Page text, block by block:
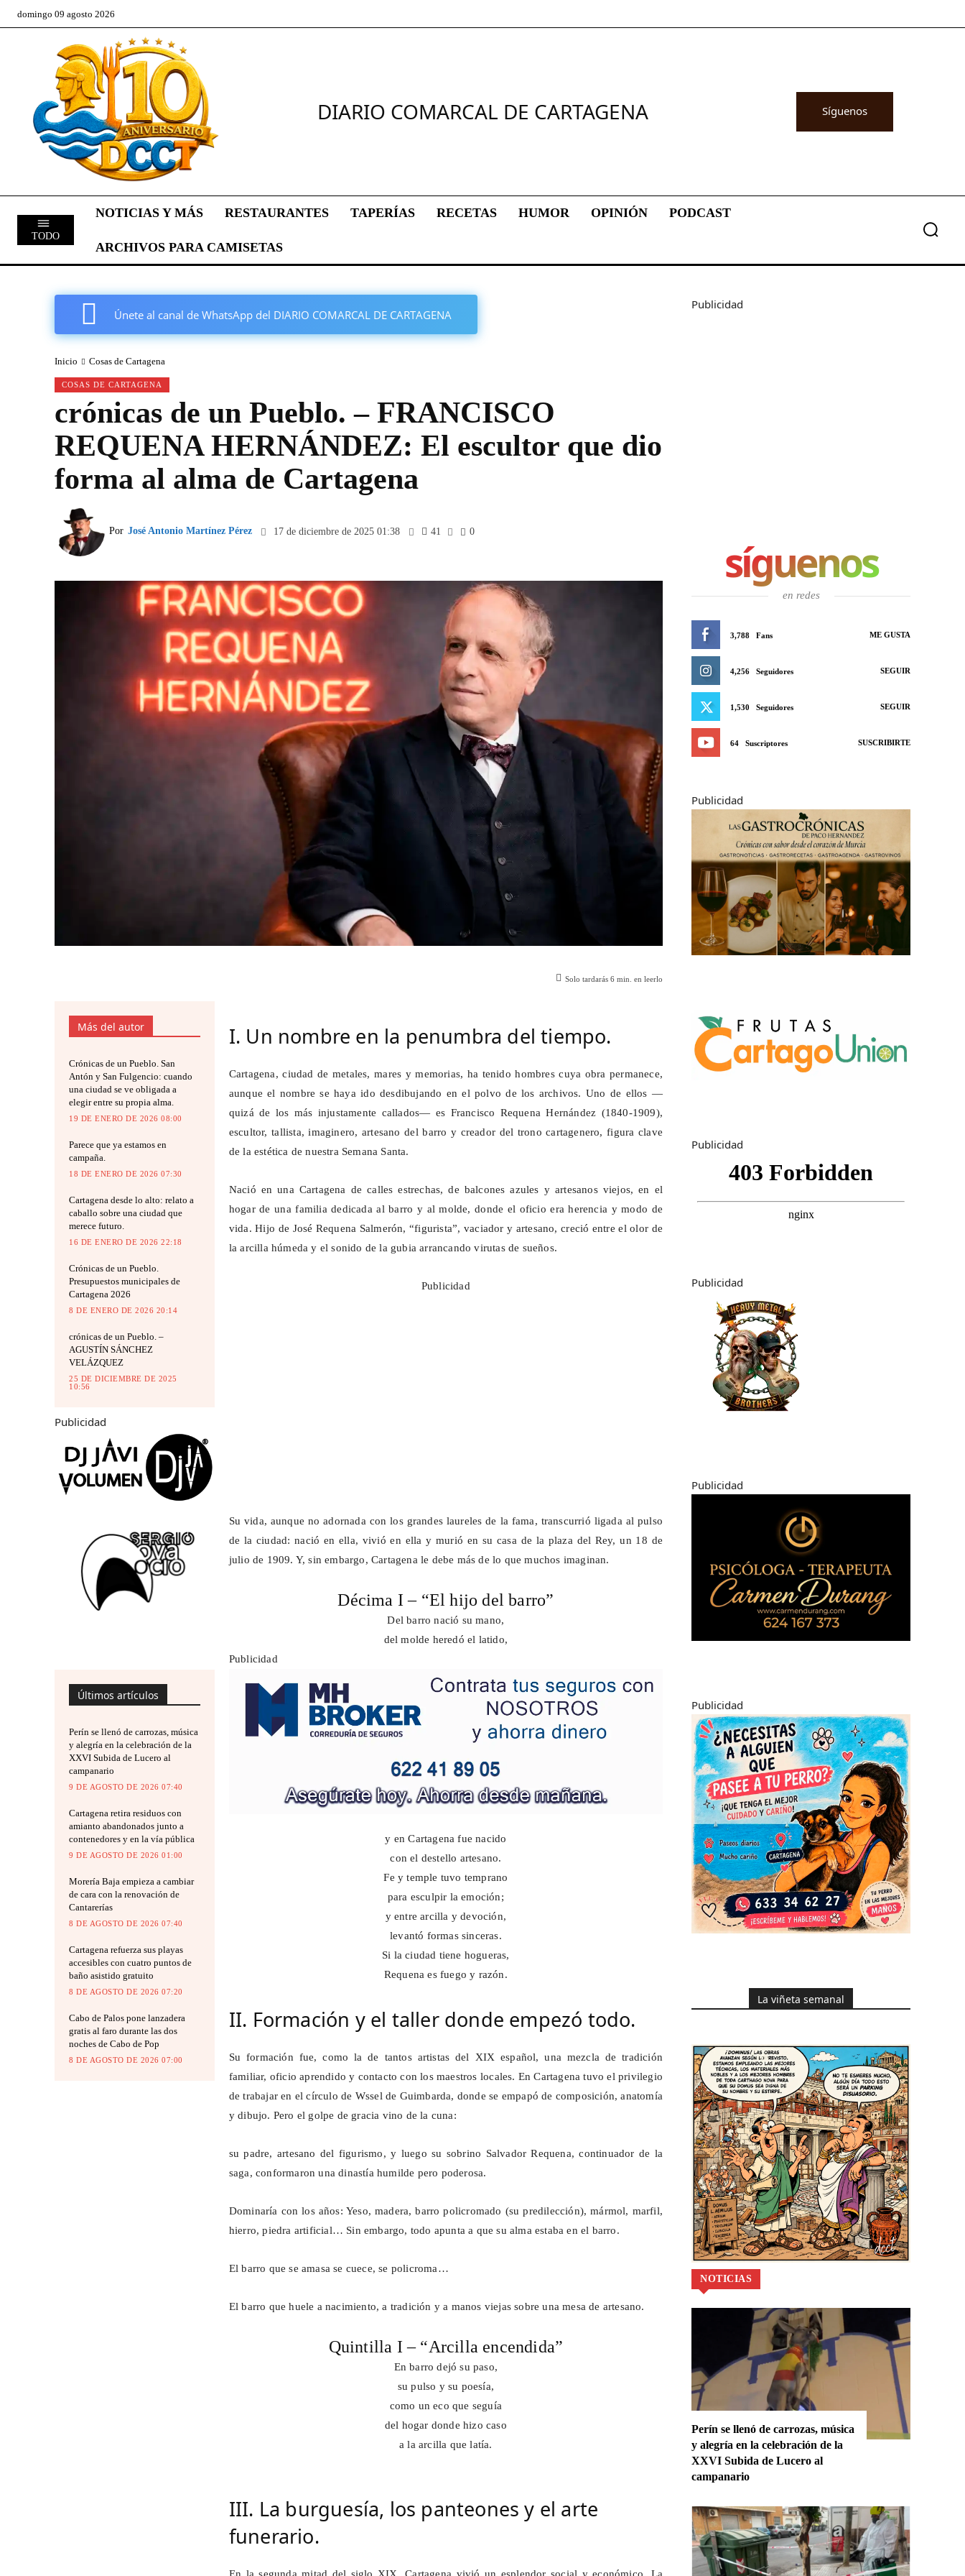
domingo 09 agosto 2026
DIARIO COMARCAL DE CARTAGENA Síguenos
TODO
NOTICIAS Y MÁS RESTAURANTES TAPERÍAS RECETAS HUMOR OPINIÓN PODCAST
ARCHIVOS PARA CAMISETAS
Únete al canal de WhatsApp del DIARIO COMARCAL DE CARTAGENA
Inicio Cosas de Cartagena
COSAS DE CARTAGENA
crónicas de un Pueblo. – FRANCISCO
REQUENA HERNÁNDEZ: El escultor que dio
forma al alma de Cartagena
Por José Antonio Martínez Pérez 17 de diciembre de 2025 01:38 41 0
Solo tardarás6 min. en leerlo
Más del autor
Crónicas de un Pueblo. San
Antón y San Fulgencio: cuando
una ciudad se ve obligada a
elegir entre su propia alma.
19 DE ENERO DE 2026 08:00
Parece que ya estamos en
campaña.
18 DE ENERO DE 2026 07:30
Cartagena desde lo alto: relato a
caballo sobre una ciudad que
merece futuro.
16 DE ENERO DE 2026 22:18
Crónicas de un Pueblo.
Presupuestos municipales de
Cartagena 2026
8 DE ENERO DE 2026 20:14
crónicas de un Pueblo. –
AGUSTÍN SÁNCHEZ
VELÁZQUEZ
25 DE DICIEMBRE DE 2025
10:56
Publicidad
Últimos artículos
Perín se llenó de carrozas, música
y alegría en la celebración de la
XXVI Subida de Lucero al
campanario
9 DE AGOSTO DE 2026 07:40
Cartagena retira residuos con
amianto abandonados junto a
contenedores y en la vía pública
9 DE AGOSTO DE 2026 01:00
Morería Baja empieza a cambiar
de cara con la renovación de
Cantarerías
8 DE AGOSTO DE 2026 07:40
Cartagena refuerza sus playas
accesibles con cuatro puntos de
baño asistido gratuito
8 DE AGOSTO DE 2026 07:20
Cabo de Palos pone lanzadera
gratis al faro durante las dos
noches de Cabo de Pop
8 DE AGOSTO DE 2026 07:00
I. Un nombre en la penumbra del tiempo.
Cartagena, ciudad de metales, mares y memorias, ha tenido hombres cuya obra permanece,
aunque el nombre se haya ido desdibujando en el polvo de los archivos. Uno de ellos —
quizá de los más injustamente callados— es Francisco Requena Hernández (1840-1909),
escultor, tallista, imaginero, artesano del barro y creador del trono cartagenero, figura clave
de la estética de nuestra Semana Santa.
Nació en una Cartagena de calles estrechas, de balcones azules y artesanos viejos, en el
hogar de una familia dedicada al barro y al molde, donde el oficio era herencia y modo de
vida. Hijo de José Requena Salmerón, “figurista”, vaciador y artesano, creció entre el olor de
la arcilla húmeda y el sonido de la gubia arrancando virutas de sueños.
Publicidad
Su vida, aunque no adornada con los grandes laureles de la fama, transcurrió ligada al pulso
de la ciudad: nació en ella, vivió en ella y murió en su casa de la plaza del Rey, un 18 de
julio de 1909. Y, sin embargo, Cartagena le debe más de lo que muchos imaginan.
Décima I – “El hijo del barro”
Del barro nació su mano,
del molde heredó el latido,
Publicidad
y en Cartagena fue nacido
con el destello artesano.
Fe y temple tuvo temprano
para esculpir la emoción;
y entre arcilla y devoción,
levantó formas sinceras.
Si la ciudad tiene hogueras,
Requena es fuego y razón.
II. Formación y el taller donde empezó todo.
Su formación fue, como la de tantos artistas del XIX español, una mezcla de tradición
familiar, oficio aprendido y contacto con los maestros locales. En Cartagena tuvo el privilegio
de trabajar en el círculo de Wssel de Guimbarda, donde se empapó de composición, anatomía
y dibujo. Pero el golpe de gracia vino de la cuna:
su padre, artesano del figurismo, y luego su sobrino Salvador Requena, continuador de la
saga, conformaron una dinastía humilde pero poderosa.
Dominaría con los años: Yeso, madera, barro policromado (su predilección), mármol, marfil,
hierro, piedra artificial… Sin embargo, todo apunta a que su alma estaba en el barro.
El barro que se amasa se cuece, se policroma…
El barro que huele a nacimiento, a tradición y a manos viejas sobre una mesa de artesano.
Quintilla I – “Arcilla encendida”
En barro dejó su paso,
su pulso y su poesía,
como un eco que seguía
del hogar donde hizo caso
a la arcilla que latía.
III. La burguesía, los panteones y el arte
funerario.
En la segunda mitad del siglo XIX, Cartagena vivió un esplendor social y económico. La
Publicidad
síguenos
en redes
3,788 Fans ME GUSTA
4,256 Seguidores SEGUIR
1,530 Seguidores SEGUIR
64 Suscriptores SUSCRIBIRTE
Publicidad
Publicidad
Publicidad
Publicidad
Publicidad
La viñeta semanal
NOTICIAS
Perín se llenó de carrozas, música
y alegría en la celebración de la
XXVI Subida de Lucero al
campanario